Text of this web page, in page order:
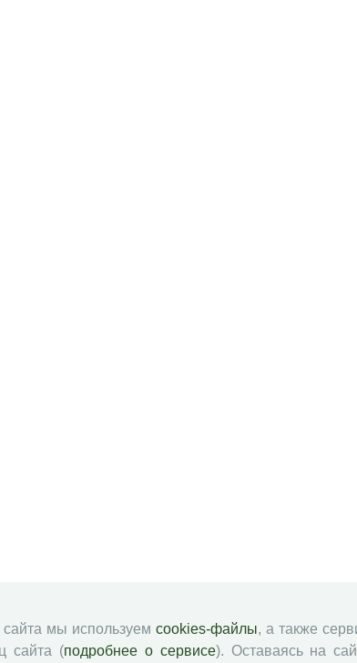
мы используем cookies-файлы, а также
сайта (подробнее о сервисе). Оставаясь на